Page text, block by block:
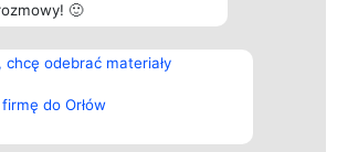
🙂
odebrać materiały
do Orłów
Plebiscyt
Laureaci
wszystkich
Laureatów
Regulamin
Kontakt
Kontakt